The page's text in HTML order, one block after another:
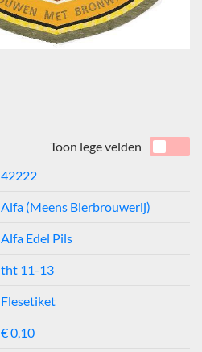
Toon lege velden
42222
Alfa (Meens Bierbrouwerij)
Alfa Edel Pils
tht 11-13
Flesetiket
€ 0,10